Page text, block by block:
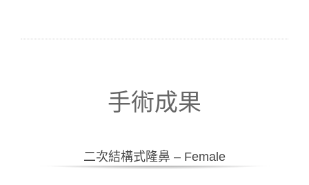
手術成果
二次結構式隆鼻 – Female